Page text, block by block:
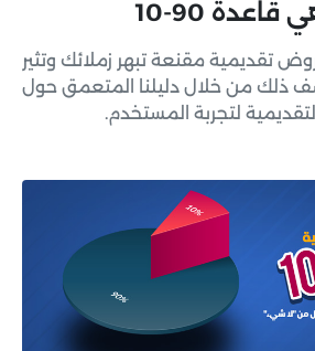
90-10
تقديمية مقنعة تبهر زملائك وتثير
ذلك من خلال دليلنا المتعمق حول
لتجربة المستخدم.